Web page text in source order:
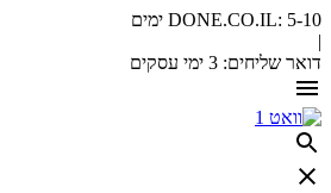
DONE.CO.IL: 5-10 ימים
|
דואר שליחים: 3 ימי עסקים